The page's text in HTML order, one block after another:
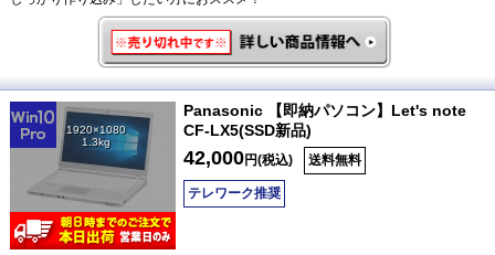
1920×1080
1.3kg
Panasonic 【即納パソコン】Let's note
CF-LX5(SSD新品)
42,000円(税込) 送料無料
テレワーク推奨